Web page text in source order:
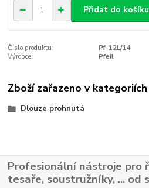
Přidat do košíku
Číslo produktu:
Pf-12L/14
Výrobce:
Pfeil
Zboží zařazeno v kategoriích
Dlouze prohnutá
Profesionální nástroje pro
tesaře, soustružníky, ... od